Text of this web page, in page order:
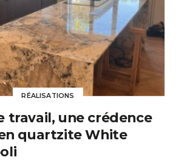
RÉALISATIONS
travail, une crédence
quartzite White